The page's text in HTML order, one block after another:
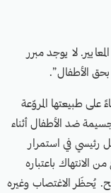
لا يوجد مبرر
الأطفال”.
على طبيعتها المروّعة
ضد الأطفال أثناء
رئيسي في استمرار
الأمن، في قراره 1882 لعام 2009، هذا النوع من الانتهاك باعتباره
يُحظَر الاغتصاب وغيره